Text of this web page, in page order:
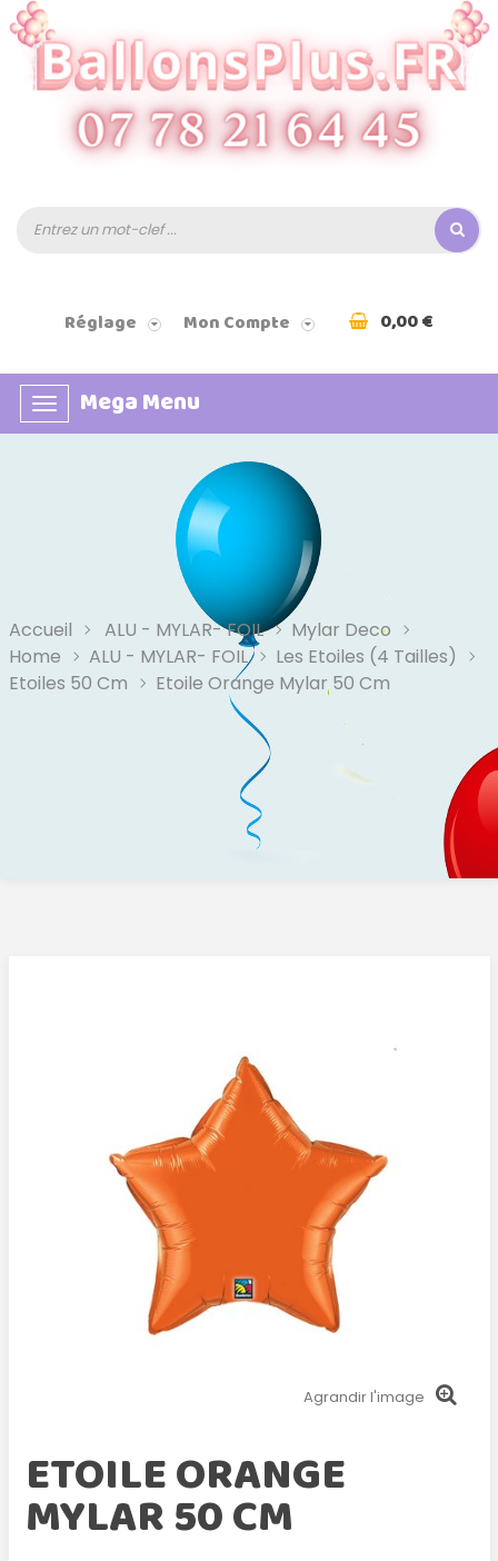
Réglage Mon Compte 0,00 €
Basculer
la
Mega Menu
Accueil ALU - MYLAR- FOIL
Mylar Deco
Home
ALU - MYLAR- FOIL
Les Etoiles (4 Tailles)
Etoiles 50 Cm
Etoile Orange Mylar 50 Cm
Agrandir l'image
ETOILE ORANGE
MYLAR 50 CM